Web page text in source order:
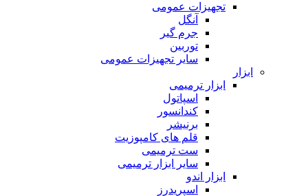
تجهیزات عمومی
آنگل
جرم گیر
توربین
سایر تجهیزات عمومی
ابزار
ابزار ترمیمی
اسپاتول
کندانسور
برنیشر
قلم های کامپوزیت
ست ترمیمی
سایر ابزار ترمیمی
ابزار اندو
اسپریدرز